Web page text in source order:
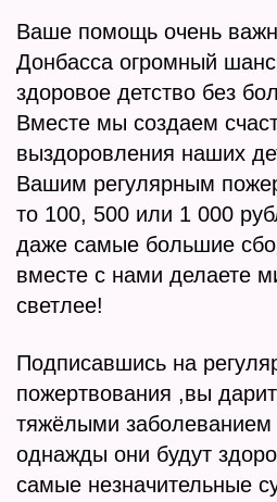
ПРОГРАММЫ
ПАРТНЕРАМ
МЕРОПРИЯТИЯ
ПОМОЩЬ
БЛОГ
Ваше помощь очень
Донбасса огромный
здоровое детство без
Вместе мы создаем
выздоровления наших
Вашим регулярным
то 100, 500 или 1 000
даже самые большие
вместе с нами делаете
светлее!
Подписавшись на
пожертвования ,вы
тяжёлыми заболеванием
однажды они будут
самые незначительные